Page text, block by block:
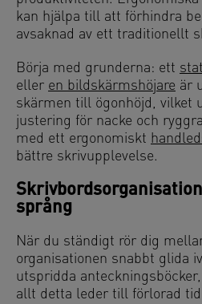
kan hjälpa till att förhindra
avsaknad av ett traditionellt
Börja med grunderna: ett
eller en bildskärmshöjare är
skärmen till ögonhöjd, vilket
justering för nacke och
med ett ergonomiskt
bättre skrivupplevelse.
språng
När du ständigt rör dig
organisationen snabbt glida
utspridda
allt detta leder till förlorad tid